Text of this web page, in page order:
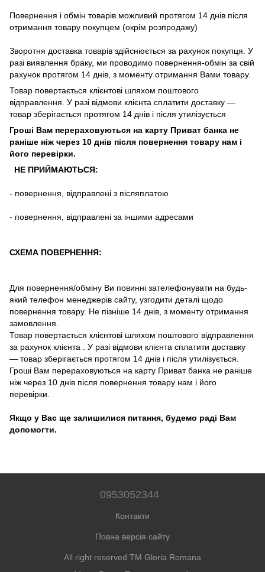
Повернення і обмін товарів можливий протягом 14 днів після
отримання товару покупцем (окрім розпродажу)
Зворотня доставка товарів здійснюється за рахунок покупця У
разі виявлення браку, ми проводимо повернення-обмін за свій
рахунок протягом 14 днів з моменту отримання Вами товару.
Товар повертається клієнтові шляхом поштового
відправлення. У разі відмови клієнта сплатити доставку ―
товар зберігається протягом 14 днів і після утилізується
Гроші Вам перераховуються на карту Приват банка не
раніше ніж через 10 днів після повернення товару нам і
його перевірки.
НЕ ПРИЙМАЮТЬСЯ:
- повернення відправлені з післяплатою
- повернення відправлені за іншими адресами
СХЕМА ПОВЕРНЕННЯ:
Для повернення/обміну Ви повинні зателефонувати на будь-
який телефон менеджерів сайту, узгодити деталі щодо
повернення товару. Не пізніше 14 днів, з моменту отримання
замовлення.
Товар повертається клієнтові шляхом поштового відправлення
за рахунок клієнта . У разі відмови клієнта сплатити доставку
― товар зберігається протягом 14 днів і після утилізується.
Гроші Вам перераховуються на карту Приват банка не раніше
ніж через 10 днів після повернення товару нам і його
перевірки.
Якщо у Вас ще залишилися питання, будемо раді Вам
допомогти.
0953052344
Контакти
Повна версія сайту
All right reserved TM Gloria Romana